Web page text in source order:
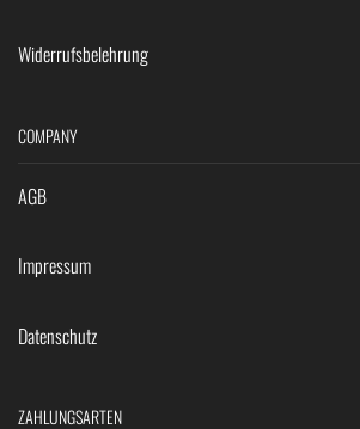
Widerrufsbelehrung
COMPANY
AGB
Impressum
Datenschutz
ZAHLUNGSARTEN